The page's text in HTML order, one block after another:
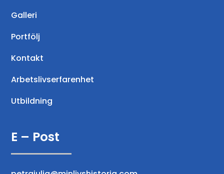
Galleri
Portfölj
Kontakt
Arbetslivserfarenhet
Utbildning
E – Post